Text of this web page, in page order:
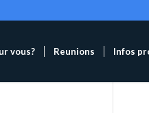
vous? Reunions Infos